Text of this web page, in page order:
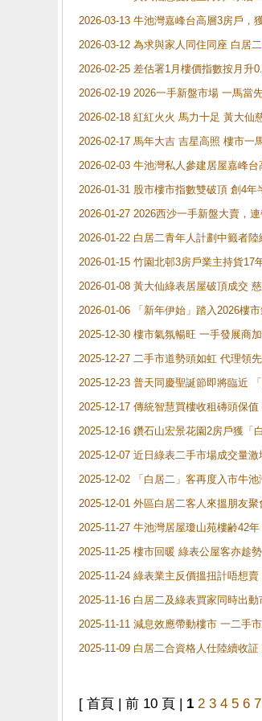
2026-03-13 牛池灣嘉峰台高層3房戶，
2026-03-12 為求與家人同住同座 白居
2026-02-25 差估署1月樓價指數按月升
2026-02-19 2026一手新盤市場 一馬當
2026-02-18 紅紅火火 馬力十足 黃大仙
2026-02-17 馬年大吉 吉星高照 樓市一
2026-02-03 牛池灣私人參建居屋嘉峰
2026-01-31 股市樓市指數雙破頂 創4
2026-01-27 2026西沙一手新盤大賣，
2026-01-22 白居二青年人計劃中籤者
2026-01-15 竹園北邨3房戶業主持貨17
2026-01-08 黃大仙綠表居屋破頂成交
2026-01-06 「新年伊始」踏入2026樓
2025-12-30 樓市氣氛暢旺 一手發展商
2025-12-27 二手市道勢頭如虹 代理領
2025-12-23 普天同慶聖誕節即將臨近
2025-12-17 傳統智慧買樓收租磚頭保
2025-12-16 鑽石山宏景花園2房戶獲「
2025-12-07 近日綠表二手市場成交量
2025-12-02 「白居二」客再度入市牛
2025-12-01 外區白居二客人來搵朋友
2025-11-27 牛池灣居屋瓊山苑樓齢42
2025-11-25 樓市回暖 綠表公屋客亦趁
2025-11-24 綠表業主反價搵扭計唔想
2025-11-16 白居二及綠表買家同時出
2025-11-11 減息效應帶動樓市 一二手
2025-11-09 白居二合資格人仕陸續收
[ 首頁 | 前 10 頁 | 1 2 3 4 5 6 7